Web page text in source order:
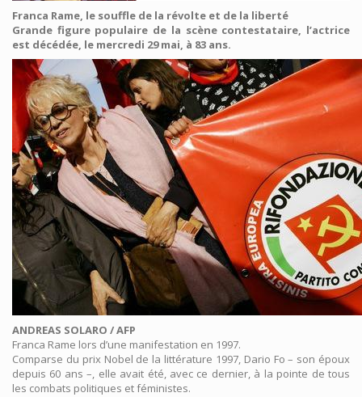
Franca Rame, le souffle de la révolte et de la liberté
Grande figure populaire de la scène contestataire, l’actrice
est décédée, le mercredi 29 mai, à 83 ans.
ANDREAS SOLARO / AFP
Franca Rame lors d’une manifestation en 1997.
Comparse du prix Nobel de la littérature 1997, Dario Fo – son époux
depuis 60 ans –, elle avait été, avec ce dernier, à la pointe de tous
les combats politiques et féministes.